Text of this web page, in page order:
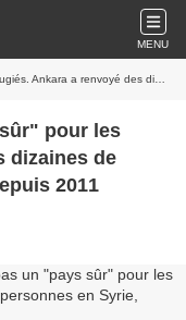
MENU
de personnes en Syrie, ravagée depuis 2011
pour les
dizaines de
2011